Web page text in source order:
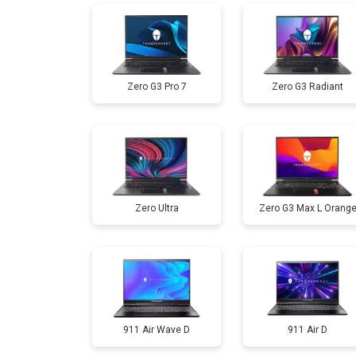
Ремонт мультиконтроллера
Замена жесткого диска HDD/SSD
Замена разъема HDMI
Замена тачпада
Замена клавиатуры
Замена материнской платы
Zero G3 Pro 7 Zero G3 Radiant
Zero Ultra Zero G3 Max L Orange
911 Air Wave D 911 Air D